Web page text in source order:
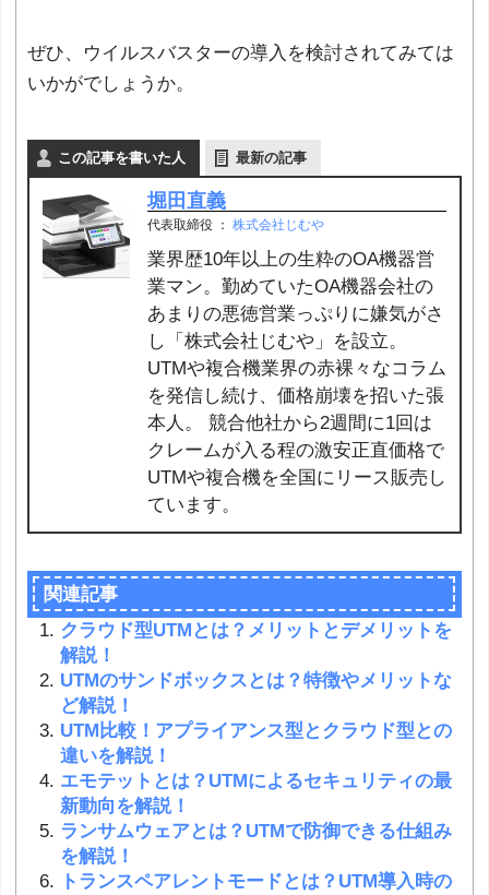
ぜひ、ウイルスバスターの導入を検討されてみては
いかがでしょうか。
この記事を書いた人 最新の記事
堀田直義
代表取締役 ： 株式会社じむや
業界歴10年以上の生粋のOA機器営
業マン。勤めていたOA機器会社の
あまりの悪徳営業っぷりに嫌気がさ
し「株式会社じむや」を設立。
UTMや複合機業界の赤裸々なコラム
を発信し続け、価格崩壊を招いた張
本人。 競合他社から2週間に1回は
クレームが入る程の激安正直価格で
UTMや複合機を全国にリース販売し
ています。
関連記事
クラウド型UTMとは？メリットとデメリットを
解説！
UTMのサンドボックスとは？特徴やメリットな
ど解説！
UTM比較！アプライアンス型とクラウド型との
違いを解説！
エモテットとは？UTMによるセキュリティの最
新動向を解説！
ランサムウェアとは？UTMで防御できる仕組み
を解説！
トランスペアレントモードとは？UTM導入時の